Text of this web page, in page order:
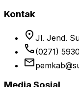
Kontak
location_on Jl. Jend.
phone (0271)
email